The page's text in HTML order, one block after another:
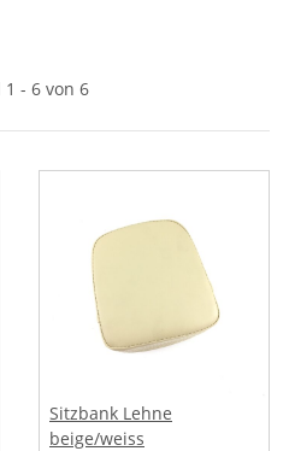
- 6 von 6
Sitzbank Lehne
beige/weiss